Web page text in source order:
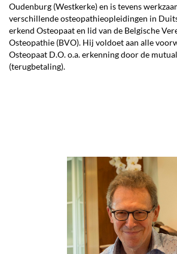
Oudenburg (Westkerke) en is tevens
verschillende osteopathieopleidingen in
erkend Osteopaat en lid van de Belgische
Osteopathie (BVO). Hij voldoet aan alle
Osteopaat D.O. o.a. erkenning door de
(terugbetaling).